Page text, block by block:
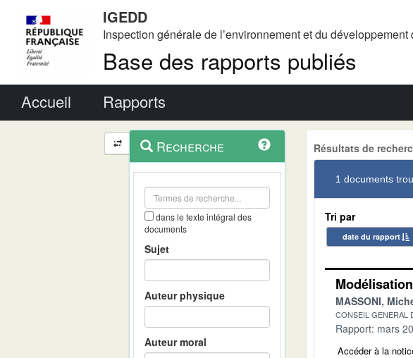
IGEDD
Inspection générale de l’environnement et du développement
Base des rapports publiés
Accueil Rapports
Navigation
et
outils
contextuel
Recherche
dans le texte intégral des
documents
Sujet
Auteur physique
Auteur moral
Résultats de
1 documents
Tri par
date du rapport
MASSONI,
CONSEIL GENERAL
Rapport: mars
Accéder à la